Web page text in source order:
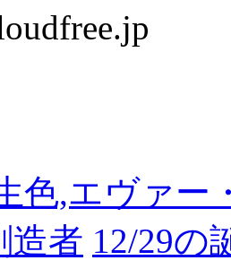
色,エヴァ
造者 12/29の